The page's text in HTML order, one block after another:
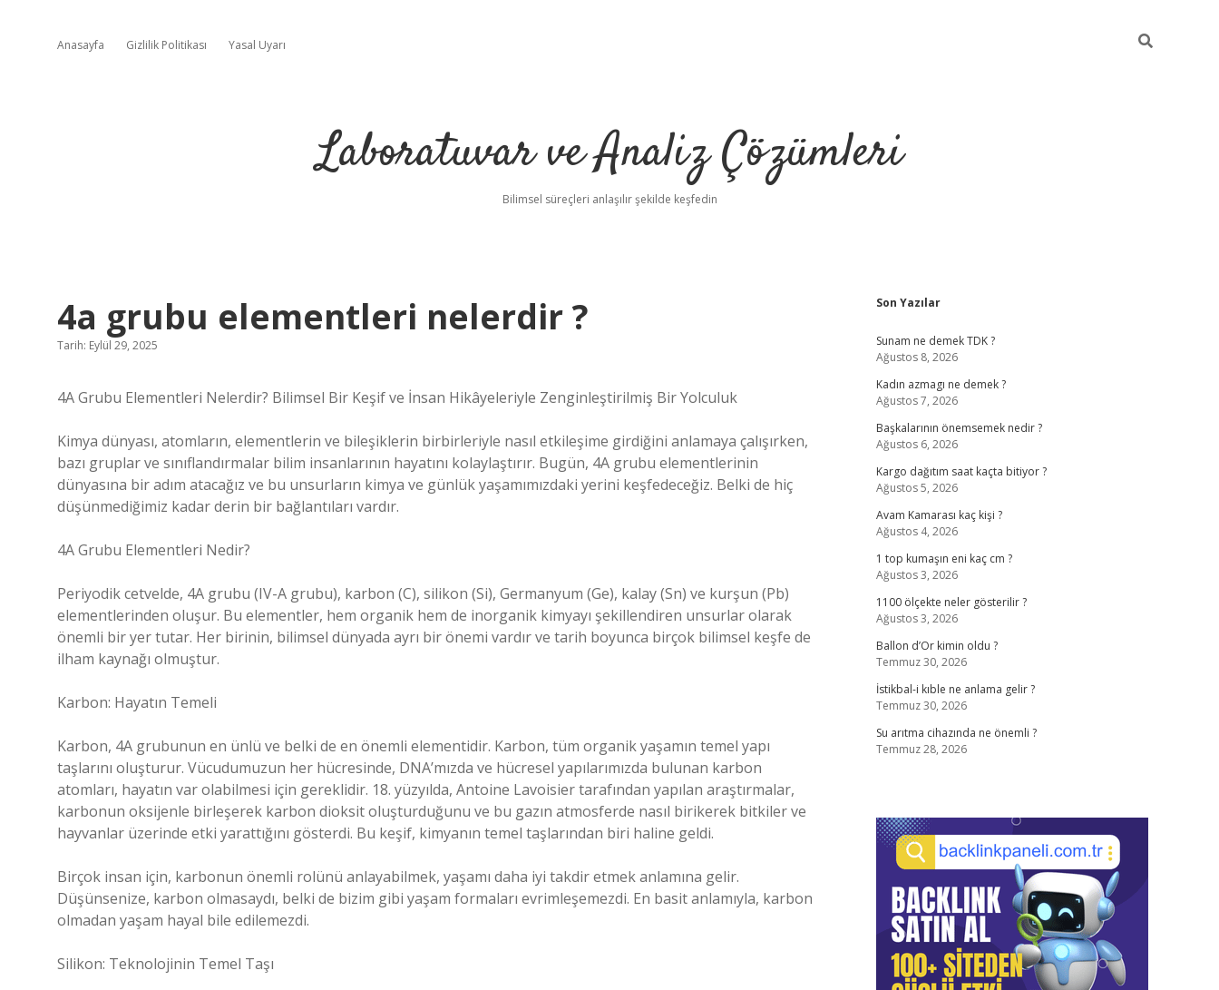
Anasayfa Gizlilik Politikası Yasal Uyarı
Laboratuvar ve Analiz Çözümleri
Bilimsel süreçleri anlaşılır şekilde keşfedin
4a grubu elementleri nelerdir ?
Tarih: Eylül 29, 2025
4A Grubu Elementleri Nelerdir? Bilimsel Bir Keşif ve İnsan Hikâyeleriyle Zenginleştirilmiş Bir Yolculuk
Kimya dünyası, atomların, elementlerin ve bileşiklerin birbirleriyle nasıl etkileşime girdiğini anlamaya çalışırken,
bazı gruplar ve sınıflandırmalar bilim insanlarının hayatını kolaylaştırır. Bugün, 4A grubu elementlerinin
dünyasına bir adım atacağız ve bu unsurların kimya ve günlük yaşamımızdaki yerini keşfedeceğiz. Belki de hiç
düşünmediğimiz kadar derin bir bağlantıları vardır.
4A Grubu Elementleri Nedir?
Periyodik cetvelde, 4A grubu (IV-A grubu), karbon (C), silikon (Si), Germanyum (Ge), kalay (Sn) ve kurşun (Pb)
elementlerinden oluşur. Bu elementler, hem organik hem de inorganik kimyayı şekillendiren unsurlar olarak
önemli bir yer tutar. Her birinin, bilimsel dünyada ayrı bir önemi vardır ve tarih boyunca birçok bilimsel keşfe de
ilham kaynağı olmuştur.
Karbon: Hayatın Temeli
Karbon, 4A grubunun en ünlü ve belki de en önemli elementidir. Karbon, tüm organik yaşamın temel yapı
taşlarını oluşturur. Vücudumuzun her hücresinde, DNA’mızda ve hücresel yapılarımızda bulunan karbon
atomları, hayatın var olabilmesi için gereklidir. 18. yüzyılda, Antoine Lavoisier tarafından yapılan araştırmalar,
karbonun oksijenle birleşerek karbon dioksit oluşturduğunu ve bu gazın atmosferde nasıl birikerek bitkiler ve
hayvanlar üzerinde etki yarattığını gösterdi. Bu keşif, kimyanın temel taşlarından biri haline geldi.
Birçok insan için, karbonun önemli rolünü anlayabilmek, yaşamı daha iyi takdir etmek anlamına gelir.
Düşünsenize, karbon olmasaydı, belki de bizim gibi yaşam formaları evrimleşemezdi. En basit anlamıyla, karbon
olmadan yaşam hayal bile edilemezdi.
Silikon: Teknolojinin Temel Taşı
Sidebar
Son Yazılar
Sunam ne demek TDK ?
Ağustos 8, 2026
Kadın azmagı ne demek ?
Ağustos 7, 2026
Başkalarının önemsemek nedir ?
Ağustos 6, 2026
Kargo dağıtım saat kaçta bitiyor ?
Ağustos 5, 2026
Avam Kamarası kaç kişi ?
Ağustos 4, 2026
1 top kumaşın eni kaç cm ?
Ağustos 3, 2026
1100 ölçekte neler gösterilir ?
Ağustos 3, 2026
Ballon d’Or kimin oldu ?
Temmuz 30, 2026
İstikbal-i kıble ne anlama gelir ?
Temmuz 30, 2026
Su arıtma cihazında ne önemli ?
Temmuz 28, 2026